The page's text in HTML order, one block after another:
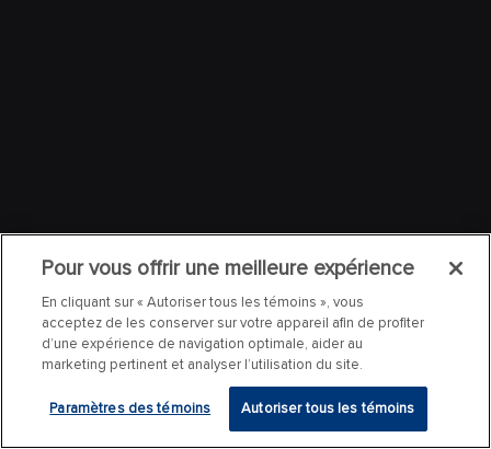
Pour vous offrir une meilleure expérience
En cliquant sur « Autoriser tous les témoins », vous
acceptez de les conserver sur votre appareil afin de profiter
d’une expérience de navigation optimale, aider au
marketing pertinent et analyser l’utilisation du site.
Paramètres des témoins Autoriser tous les témoins